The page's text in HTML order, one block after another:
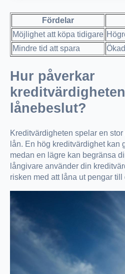
Fördelar
Möjlighet att köpa tidigare
Mindre tid att spara
Hur påverkar
lånebeslut?
Kreditvärdigheten spelar en
lån. En hög kreditvärdighet kan
medan en lägre kan begränsa
långivare använder din
risken med att låna ut pengar till